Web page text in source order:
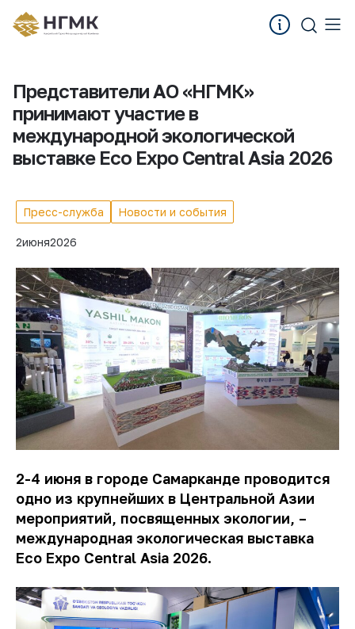
Представители АО «НГМК»
принимают участие в
международной экологической
выставке Eco Expo Central Asia 2026
Пресс-служба Новости и события
2июня2026
2-4 июня в городе Самарканде проводится
одно из крупнейших в Центральной Азии
мероприятий, посвященных экологии, –
международная экологическая выставка
Eco Expo Central Asia 2026.